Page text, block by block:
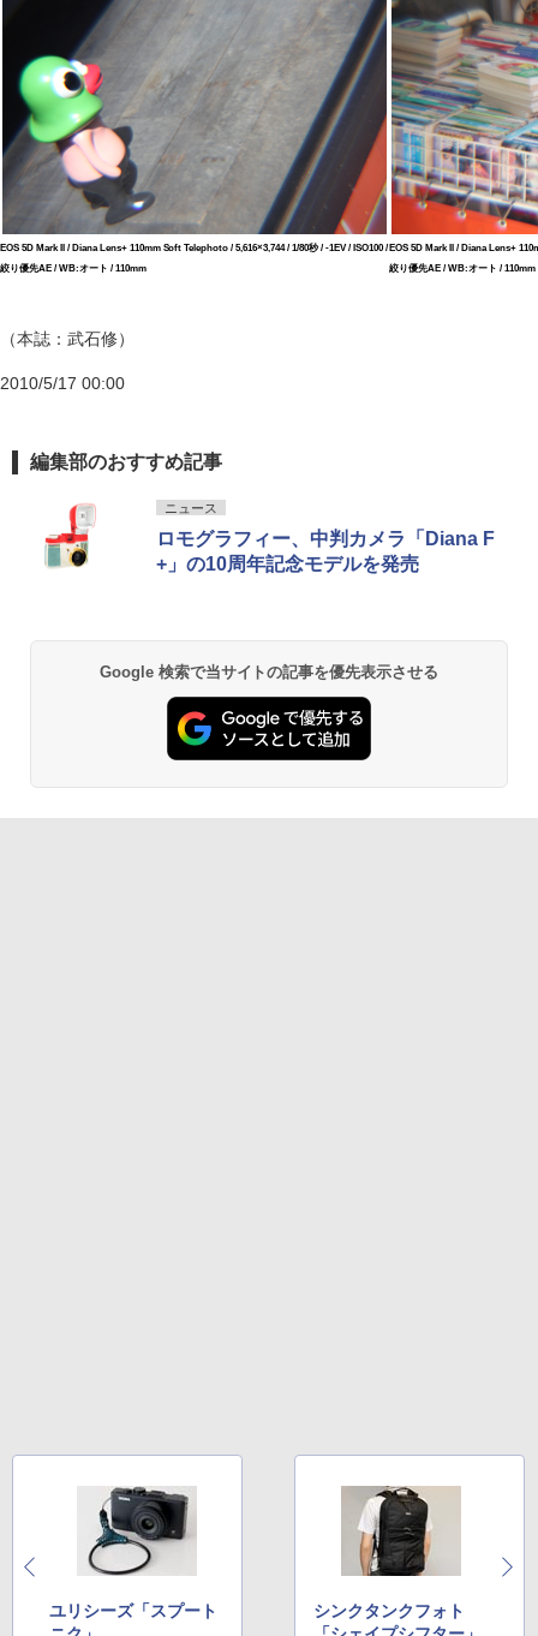
EOS 5D Mark II / Diana Lens+ 110mm Soft Telephoto / 5,616×3,744 / 1/80秒 / -1EV / ISO100 /
絞り優先AE / WB:オート / 110mm
EOS 5D Mark II / Diana Lens+
絞り優先AE / WB:オート / 110mm
（本誌：武石修）
2010/5/17 00:00
編集部のおすすめ記事
ニュース
ロモグラフィー、中判カメラ「Diana F
+」の10周年記念モデルを発売
Google 検索で当サイトの記事を優先表示させる
ユリシーズ「スプート
シンクタンクフォト